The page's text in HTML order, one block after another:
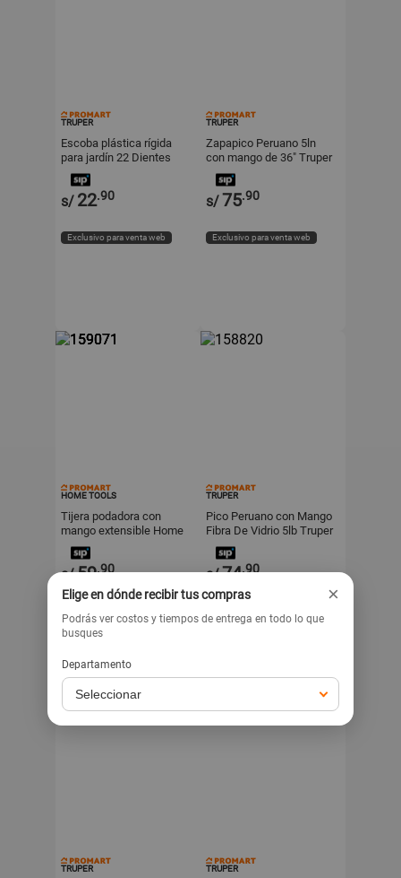
TRUPER
Escoba plástica rígida
para jardín 22 Dientes
Mango 48" Truper
s/ 22.90
Exclusivo para venta web
TRUPER
Zapapico Peruano 5ln
con mango de 36" Truper
s/75.90
Exclusivo para venta web
HOME TOOLS
Tijera podadora con
mango extensible Home
Tools
s/59.90
TRUPER
Pico Peruano con Mango
Fibra De Vidrio 5lb Truper
s/74.90
TRUPER TRUPER
Elige en dónde recibir tus compras ×
Podrás ver costos y tiempos de entrega en todo lo que
busques
Departamento